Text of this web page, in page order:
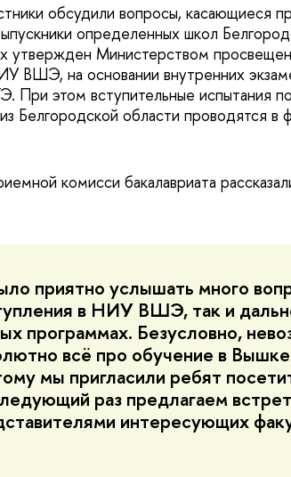
обсудили вопросы, касающиеся
определенных школ
утвержден Министерством
ВШЭ, на основании внутренних
При этом вступительные
Белгородской области проводятся
комисси бакалавриата
приятно услышать много
в НИУ ВШЭ, так и
программах. Безусловно,
всё про обучение в Вышке
мы пригласили ребят
раз предлагаем
интересующих